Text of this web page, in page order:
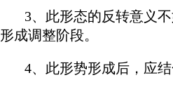
3、此形态的反转意义不
形成调整阶段。
4、此形势形成后，应结